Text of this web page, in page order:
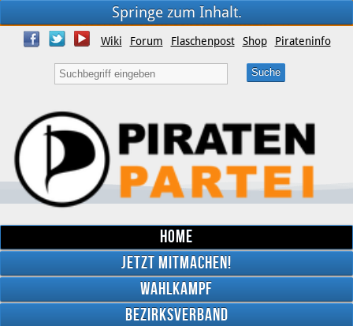
Springe zum Inhalt.
Wiki Forum Flaschenpost Shop Pirateninfo
Home
Jetzt mitmachen!
Wahlkampf
Bezirksverband